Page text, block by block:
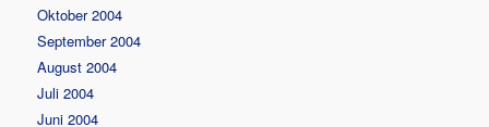
Oktober 2004
September 2004
August 2004
Juli 2004
Juni 2004